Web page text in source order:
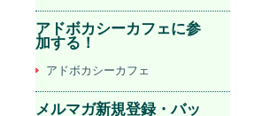
アドボカシーカフェに参
加する！
アドボカシーカフェ
メルマガ新規登録・バッ